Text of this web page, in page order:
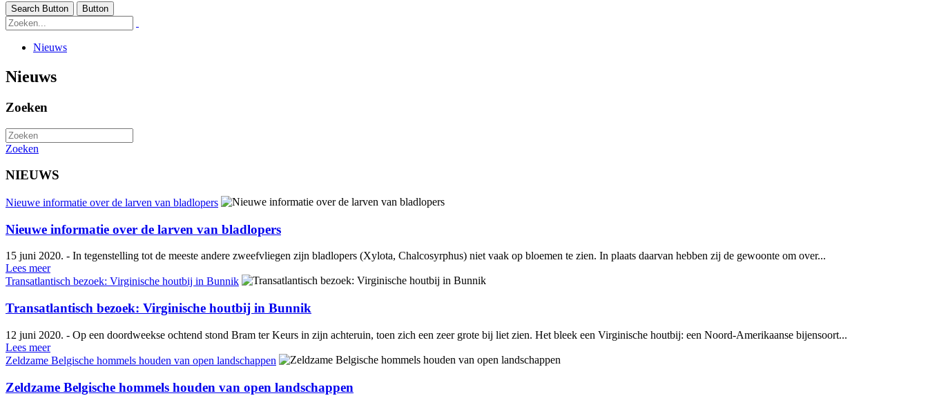
Search Button Button
Nieuws
Nieuws
Zoeken
Zoeken
NIEUWS
Nieuwe informatie over de larven van bladlopers
Nieuwe informatie over de larven van bladlopers
15 juni 2020. - In tegenstelling tot de meeste andere zweefvliegen zijn bladlopers (Xylota, Chalcosyrphus) niet vaak op bloemen te zien. In plaats daarvan hebben zij de gewoonte om over...
Lees meer
Transatlantisch bezoek: Virginische houtbij in Bunnik
Transatlantisch bezoek: Virginische houtbij in Bunnik
12 juni 2020. - Op een doordweekse ochtend stond Bram ter Keurs in zijn achteruin, toen zich een zeer grote bij liet zien. Het bleek een Virginische houtbij: een Noord-Amerikaanse bijensoort...
Lees meer
Zeldzame Belgische hommels houden van open landschappen
Zeldzame Belgische hommels houden van open landschappen